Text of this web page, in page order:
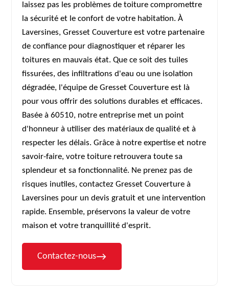
laissez pas les problèmes de toiture compromettre
la sécurité et le confort de votre habitation. À
Laversines, Gresset Couverture est votre partenaire
de confiance pour diagnostiquer et réparer les
toitures en mauvais état. Que ce soit des tuiles
fissurées, des infiltrations d'eau ou une isolation
dégradée, l'équipe de Gresset Couverture est là
pour vous offrir des solutions durables et efficaces.
Basée à 60510, notre entreprise met un point
d'honneur à utiliser des matériaux de qualité et à
respecter les délais. Grâce à notre expertise et notre
savoir-faire, votre toiture retrouvera toute sa
splendeur et sa fonctionnalité. Ne prenez pas de
risques inutiles, contactez Gresset Couverture à
Laversines pour un devis gratuit et une intervention
rapide. Ensemble, préservons la valeur de votre
maison et votre tranquillité d'esprit.
Contactez-nous